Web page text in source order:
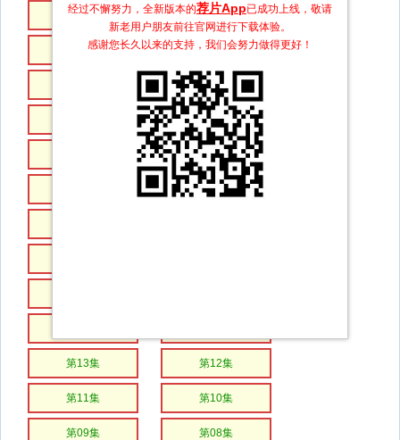
第33集 第32集
第31集 第30集
第28集
第26集
第24集
第22集
第13集 第12集
第11集 第10集
第09集 第08集
经过不懈努力，全新版本的荐片App已成功上线，敬请
新老用户朋友前往官网进行下载体验。
感谢您长久以来的支持，我们会努力做得更好！